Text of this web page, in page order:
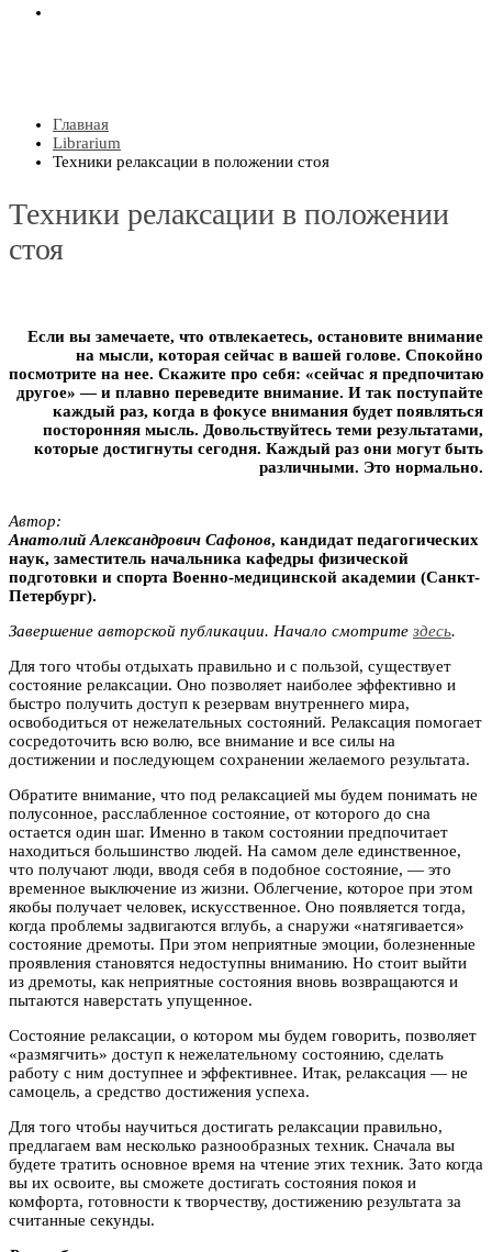
Главная
Librarium
Техники релаксации в положении стоя
Техники релаксации в положении
стоя
Если вы замечаете, что отвлекаетесь, остановите внимание
на мысли, которая сейчас в вашей голове. Спокойно
посмотрите на нее. Скажите про себя: «сейчас я предпочитаю
другое» — и плавно переведите внимание. И так поступайте
каждый раз, когда в фокусе внимания будет появляться
посторонняя мысль. Довольствуйтесь теми результатами,
которые достигнуты сегодня. Каждый раз они могут быть
различными. Это нормально.
Автор:
Анатолий Aлександрович Сафонов, кандидат педагогических
наук, заместитель начальника кафедры физической
подготовки и спорта Военно-медицинской академии (Санкт-
Петербург).
Завершение авторской публикации. Начало смотрите здесь.
Для того чтобы отдыхать правильно и с пользой, существует
состояние релаксации. Оно позволяет наиболее эффективно и
быстро получить доступ к резервам внутреннего мира,
освободиться от нежелательных состояний. Релаксация помогает
сосредоточить всю волю, все внимание и все силы на
достижении и последующем сохранении желаемого результата.
Обратите внимание, что под релаксацией мы будем понимать не
полусонное, расслабленное состояние, от которого до сна
остается один шаг. Именно в таком состоянии предпочитает
находиться большинство людей. На самом деле единственное,
что получают люди, вводя себя в подобное состояние, — это
временное выключение из жизни. Облегчение, которое при этом
якобы получает человек, искусственное. Оно появляется тогда,
когда проблемы задвигаются вглубь, а снаружи «натягивается»
состояние дремоты. При этом неприятные эмоции, болезненные
проявления становятся недоступны вниманию. Но стоит выйти
из дремоты, как неприятные состояния вновь возвращаются и
пытаются наверстать упущенное.
Состояние релаксации, о котором мы будем говорить, позволяет
«размягчить» доступ к нежелательному состоянию, сделать
работу с ним доступнее и эффективнее. Итак, релаксация — не
самоцель, а средство достижения успеха.
Для того чтобы научиться достигать релаксации правильно,
предлагаем вам несколько разнообразных техник. Сначала вы
будете тратить основное время на чтение этих техник. Зато когда
вы их освоите, вы сможете достигать состояния покоя и
комфорта, готовности к творчеству, достижению результата за
считанные секунды.